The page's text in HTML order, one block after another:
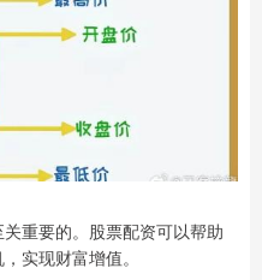
重要的。股票配资可以帮助
实现财富增值。